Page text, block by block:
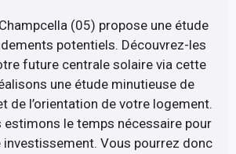
(05) propose une étude
potentiels. Découvrez-les
future centrale solaire via cette
une étude minutieuse de
de l’orientation de votre logement.
estimons le temps nécessaire pour
Vous pourrez donc